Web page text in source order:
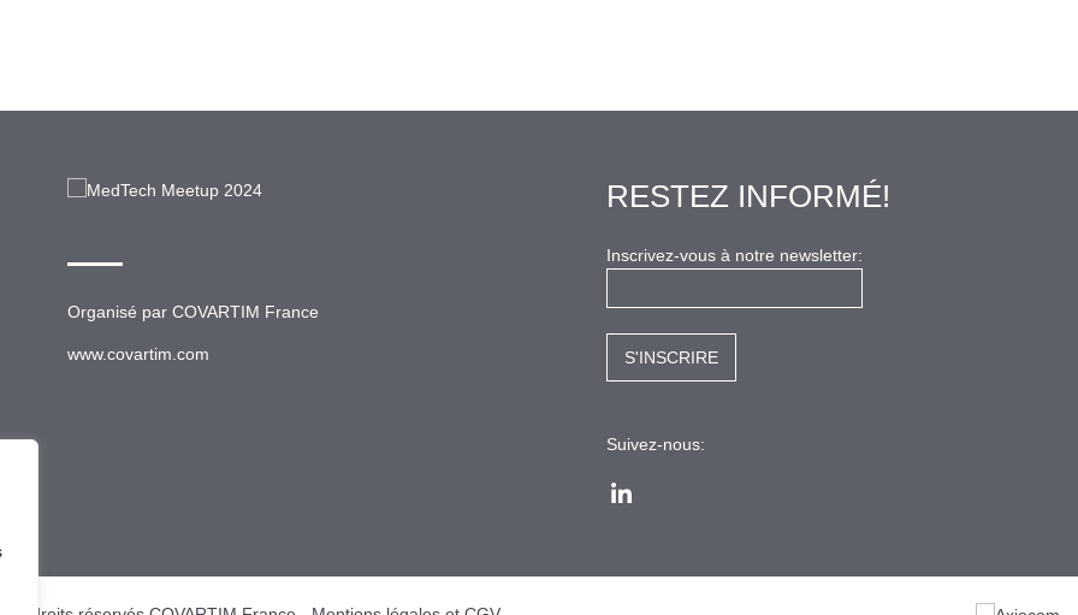
Organisé par COVARTIM France
www.covartim.com
RESTEZ INFORMÉ!
Inscrivez-vous à notre newsletter:
Suivez-nous:
LinkedIn